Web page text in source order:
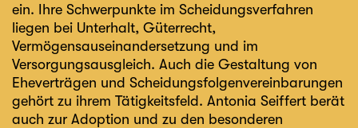
ein. Ihre Schwerpunkte im Scheidungsverfahren
liegen bei Unterhalt, Güterrecht,
Vermögensauseinandersetzung und im
Versorgungsausgleich. Auch die Gestaltung von
Eheverträgen und Scheidungsfolgenvereinbarungen
gehört zu ihrem Tätigkeitsfeld. Antonia Seiffert berät
auch zur Adoption und zu den besonderen